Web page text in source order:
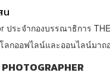
น
ประจำกองบรรณาธิการ
กออฟไลน์และออนไลน์มาถ